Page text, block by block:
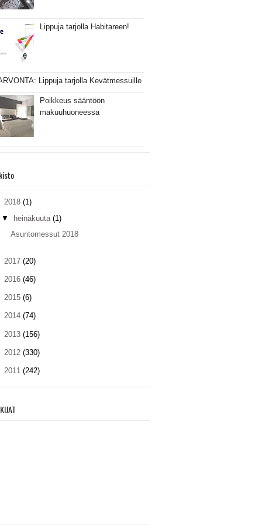
Lippuja tarjolla Habitareen!
Lippuja tarjolla Kevätmessuille
Poikkeus sääntöön
makuuhuoneessa
2018 (1)
▼ heinäkuuta (1)
Asuntomessut 2018
2017 (20)
2016 (46)
2015 (6)
2014 (74)
2013 (156)
2012 (330)
2011 (242)